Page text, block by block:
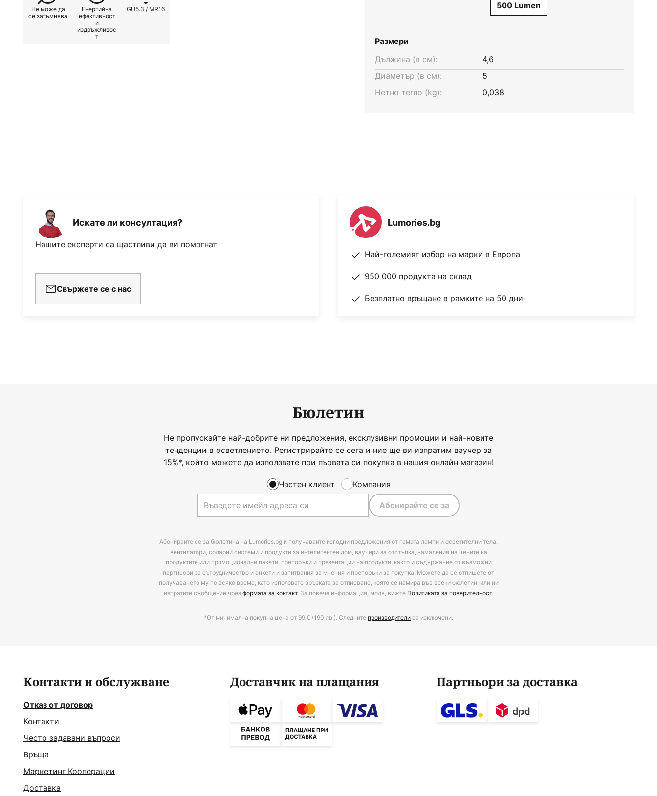
Не може да
се затъмнява
Енергийна
ефективност
и
издръжливос
т
GU5.3 / MR16 500 Lumen
Размери
Дължина (в см):
4,6
Диаметър (в см):
5
Нетно тегло (kg):
0,038
Искате ли консултация?
Нашите експерти са щастливи да ви помогнат
Свържете се с нас
Lumories.bg
Най-големият избор на марки в Европа
950 000 продукта на склад
Безплатно връщане в рамките на 50 дни
Бюлетин
Не пропускайте най-добрите ни предложения, ексклузивни промоции и най-новите
тенденции в осветлението. Регистрирайте се сега и ние ще ви изпратим ваучер за
15%*, който можете да използвате при първата си покупка в нашия онлайн магазин!
Частен клиент Компания
Абонирайте се за
Абонирайте се за бюлетина на Lumories.bg и получавайте изгодни предложения от гамата лампи и осветителни тела,
вентилатори, соларни системи и продукти за интелигентен дом, ваучери за отстъпка, намаления на цените на
продуктите или промоционални пакети, препоръки и презентации на продукти, както и съдържание от възможни
партньори за сътрудничество и анкети и запитвания за мнения и препоръки за покупка. Можете да се отпишете от
получаването му по всяко време, като използвате връзката за отписване, която се намира във всеки бюлетин, или ни
изпратите съобщение чрезформата за контакт. За повече информация, моля, вижте Политиката за поверителност.
*От минимална покупна цена от 99 € (190 лв.). Следните производителиса изключени.
Контакти и обслужване
Отказ от договор
Контакти
Често задавани въпроси
Връща
Маркетинг Кооперации
Доставка
Доставчик на плащания Партньори за доставка